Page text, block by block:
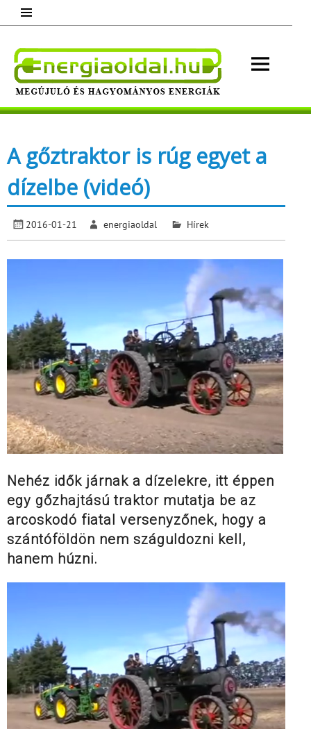
content
Megújuló és hagyományos energiák.
A gőztraktor is rúg egyet a
dízelbe (videó)
2016-01-21 energiaoldal Hírek
Nehéz idők járnak a dízelekre, itt éppen
egy gőzhajtású traktor mutatja be az
arcoskodó fiatal versenyzőnek, hogy a
szántóföldön nem száguldozni kell,
hanem húzni.